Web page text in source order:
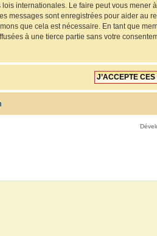
internationales. Le faire peut vous
messages sont enregistrées pour aider au
que cela est nécessaire. En tant que
à une tierce partie sans votre